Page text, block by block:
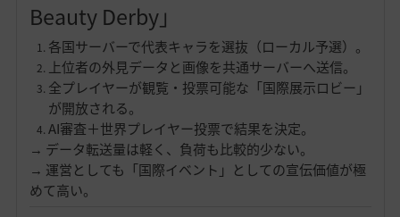
Beauty Derby」
各国サーバーで代表キャラを選抜（ローカル予選）。
上位者の外見データと画像を共通サーバーへ送信。
全プレイヤーが観覧・投票可能な「国際展示ロビー」
が開放される。
AI審査＋世界プレイヤー投票で結果を決定。
→ データ転送量は軽く、負荷も比較的少ない。
→ 運営としても「国際イベント」としての宣伝価値が極
めて高い。